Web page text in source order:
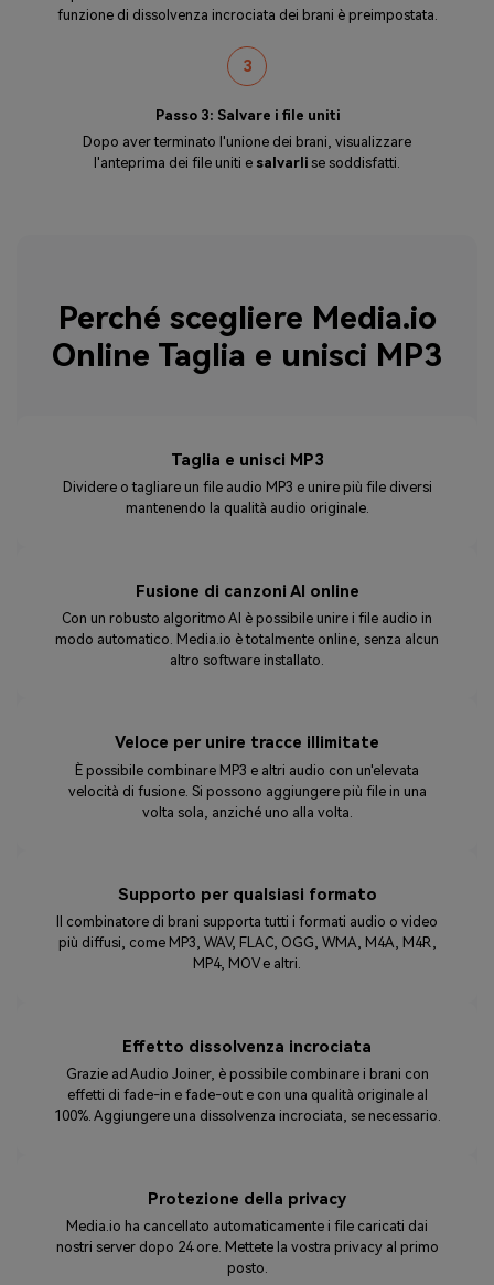
funzione di dissolvenza incrociata dei brani è preimpostata.
3
Passo 3: Salvare i file uniti
Dopo aver terminato l'unione dei brani, visualizzare
l'anteprima dei file uniti e salvarli se soddisfatti.
Perché scegliere Media.io
Online Taglia e unisci MP3
Taglia e unisci MP3
Dividere o tagliare un file audio MP3 e unire più file diversi
mantenendo la qualità audio originale.
Fusione di canzoni AI online
Con un robusto algoritmo AI è possibile unire i file audio in
modo automatico. Media.io è totalmente online, senza alcun
altro software installato.
Veloce per unire tracce illimitate
È possibile combinare MP3 e altri audio con un'elevata
velocità di fusione. Si possono aggiungere più file in una
volta sola, anziché uno alla volta.
Supporto per qualsiasi formato
Il combinatore di brani supporta tutti i formati audio o video
più diffusi, come MP3, WAV, FLAC, OGG, WMA, M4A, M4R,
MP4, MOV e altri.
Effetto dissolvenza incrociata
Grazie ad Audio Joiner, è possibile combinare i brani con
effetti di fade-in e fade-out e con una qualità originale al
100%. Aggiungere una dissolvenza incrociata, se necessario.
Protezione della privacy
Media.io ha cancellato automaticamente i file caricati dai
nostri server dopo 24 ore. Mettete la vostra privacy al primo
posto.